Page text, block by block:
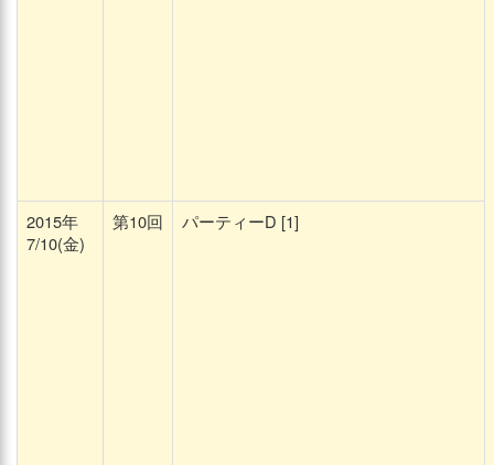
2015年
7/10(金)
第10回 パーティーD [1]